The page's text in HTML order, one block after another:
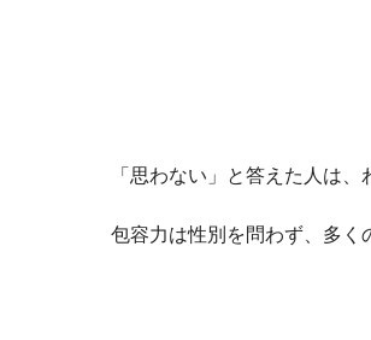
「思わない」と答えた人は
包容力は性別を問わず、多く